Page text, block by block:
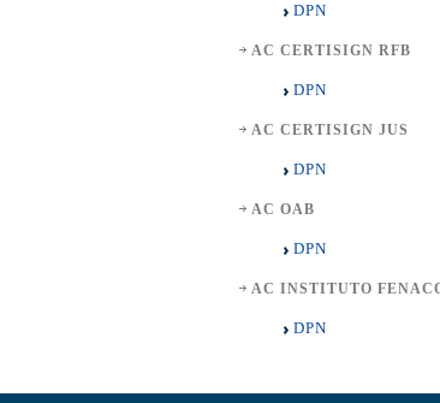
DPN
AC CERTISIGN RFB
DPN
AC CERTISIGN JUS
DPN
AC OAB
DPN
AC INSTITUTO
DPN